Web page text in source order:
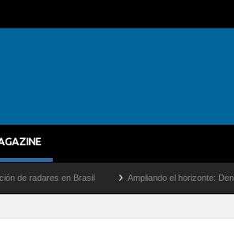
Ampliando el horizonte: Dentro del vuelo de